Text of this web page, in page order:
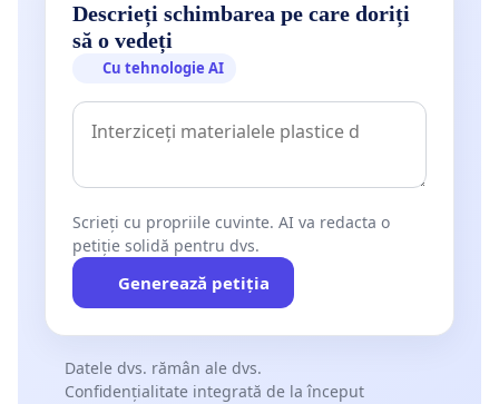
Descrieți schimbarea pe care doriți
să o vedeți
Cu tehnologie AI
Scrieți cu propriile cuvinte. AI va redacta o
petiție solidă pentru dvs.
Generează petiția
Datele dvs. rămân ale dvs.
Confidențialitate integrată de la început